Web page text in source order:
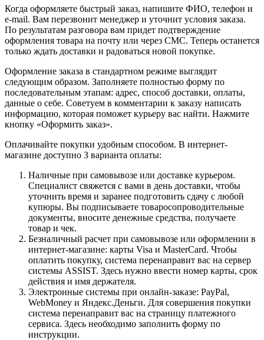
Когда оформляете быстрый заказ, напишите ФИО, телефон и
e-mail. Вам перезвонит менеджер и уточнит условия заказа.
По результатам разговора вам придет подтверждение
оформления товара на почту или через СМС. Теперь останется
только ждать доставки и радоваться новой покупке.
Оформление заказа в стандартном режиме выглядит
следующим образом. Заполняете полностью форму по
последовательным этапам: адрес, способ доставки, оплаты,
данные о себе. Советуем в комментарии к заказу написать
информацию, которая поможет курьеру вас найти. Нажмите
кнопку «Оформить заказ».
Оплачивайте покупки удобным способом. В интернет-
магазине доступно 3 варианта оплаты:
Наличные при самовывозе или доставке курьером.
Специалист свяжется с вами в день доставки, чтобы
уточнить время и заранее подготовить сдачу с любой
купюры. Вы подписываете товаросопроводительные
документы, вносите денежные средства, получаете
товар и чек.
Безналичный расчет при самовывозе или оформлении в
интернет-магазине: карты Visa и MasterCard. Чтобы
оплатить покупку, система перенаправит вас на сервер
системы ASSIST. Здесь нужно ввести номер карты, срок
действия и имя держателя.
Электронные системы при онлайн-заказе: PayPal,
WebMoney и Яндекс.Деньги. Для совершения покупки
система перенаправит вас на страницу платежного
сервиса. Здесь необходимо заполнить форму по
инструкции.